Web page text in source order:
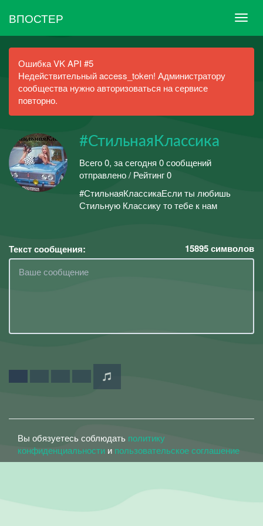
ВПОСТЕР
Ошибка VK API #5
Недействительный access_token! Администратору
сообщества нужно авторизоваться на сервисе
повторно.
#СтильнаяКлассика
Всего 0, за сегодня 0 сообщений
отправлено / Рейтинг 0
#СтильнаяКлассикаЕсли ты любишь
Стильную Классику то тебе к нам
Текст сообщения: 15895символов
Вы обязуетесь соблюдать политику
конфиденциальности и пользовательское соглашение